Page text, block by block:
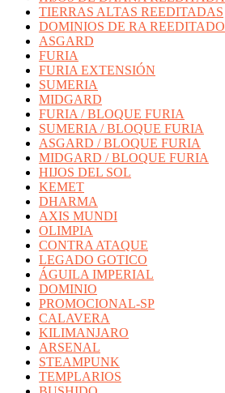
TIERRAS ALTAS REEDITADAS
DOMINIOS DE RA REEDITADO
ASGARD
FURIA
FURIA EXTENSIÓN
SUMERIA
MIDGARD
FURIA / BLOQUE FURIA
SUMERIA / BLOQUE FURIA
ASGARD / BLOQUE FURIA
MIDGARD / BLOQUE FURIA
HIJOS DEL SOL
KEMET
DHARMA
AXIS MUNDI
OLIMPIA
CONTRA ATAQUE
LEGADO GOTICO
ÁGUILA IMPERIAL
DOMINIO
PROMOCIONAL-SP
CALAVERA
KILIMANJARO
ARSENAL
STEAMPUNK
TEMPLARIOS